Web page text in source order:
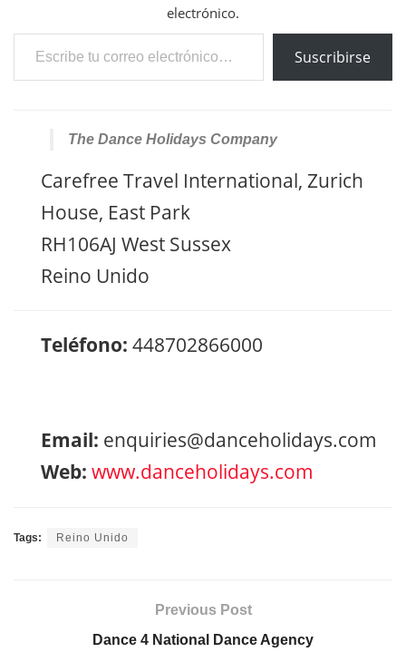
electrónico.
Escribe tu correo electrónico…
Suscribirse
The Dance Holidays Company
Carefree Travel International, Zurich
House, East Park
RH106AJ West Sussex
Reino Unido
Teléfono: 448702866000
Email: enquiries@danceholidays.com
Web: www.danceholidays.com
Tags: Reino Unido
Previous Post
Dance 4 National Dance Agency